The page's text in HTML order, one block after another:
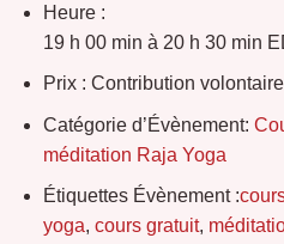
Heure :
19 h 00 min à 20 h 30 min
Prix : Contribution volontaire
Catégorie d’Évènement:
méditation Raja Yoga
Étiquettes Évènement :
yoga, cours gratuit,